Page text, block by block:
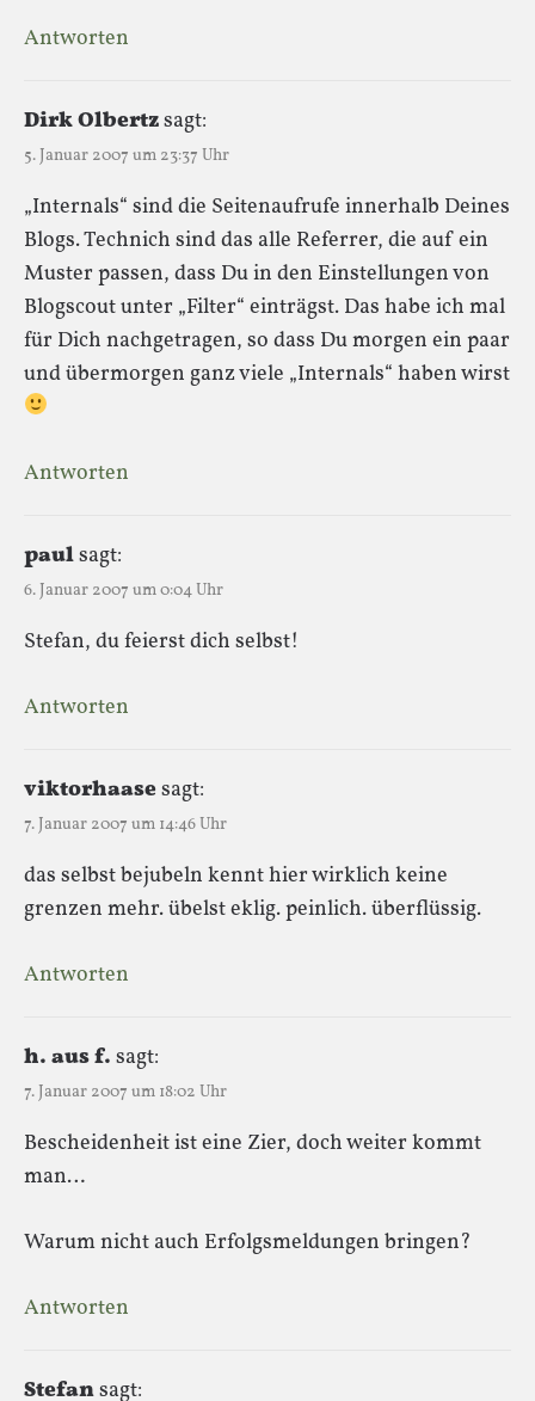
Antworten
Dirk Olbertzsagt:
5. Januar 2007 um 23:37 Uhr
„Internals“ sind die Seitenaufrufe innerhalb Deines
Blogs. Technich sind das alle Referrer, die auf ein
Muster passen, dass Du in den Einstellungen von
Blogscout unter „Filter“ einträgst. Das habe ich mal
für Dich nachgetragen, so dass Du morgen ein paar
und übermorgen ganz viele „Internals“ haben wirst
Antworten
paulsagt:
6. Januar 2007 um 0:04 Uhr
Stefan, du feierst dich selbst!
Antworten
viktorhaasesagt:
7. Januar 2007 um 14:46 Uhr
das selbst bejubeln kennt hier wirklich keine
grenzen mehr. übelst eklig. peinlich. überflüssig.
Antworten
h. aus f. sagt:
7. Januar 2007 um 18:02 Uhr
Bescheidenheit ist eine Zier, doch weiter kommt
man…
Warum nicht auch Erfolgsmeldungen bringen?
Antworten
Stefansagt: